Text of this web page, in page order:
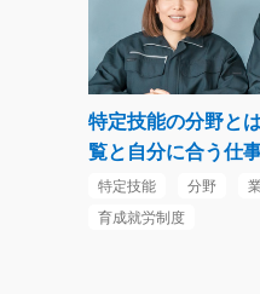
特定技能の分野と
覧と自分に合う仕
特定技能 分野
育成就労制度